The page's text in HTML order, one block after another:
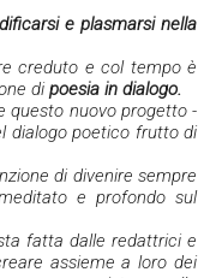
e plasmarsi nella
creduto e col tempo è
di poesia in dialogo.
questo nuovo progetto -
dialogo poetico frutto di
di divenire sempre
e profondo sul
fatta dalle redattrici e
assieme a loro dei